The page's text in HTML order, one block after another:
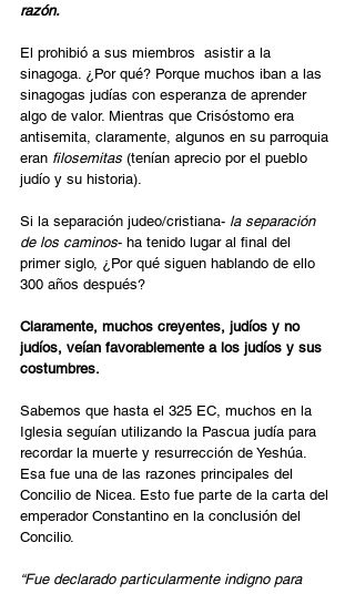
razón.
El prohibió a sus miembros  asistir a la
sinagoga. ¿Por qué? Porque muchos iban a las
sinagogas judías con esperanza de aprender
algo de valor. Mientras que Crisóstomo era
antisemita, claramente, algunos en su parroquia
eran filosemitas (tenían aprecio por el pueblo
judío y su historia).
Si la separación judeo/cristiana- la separación
de los caminos- ha tenido lugar al final del
primer siglo, ¿Por qué siguen hablando de ello
300 años después?
Claramente, muchos creyentes, judíos y no
judíos, veían favorablemente a los judíos y sus
costumbres.
Sabemos que hasta el 325 EC, muchos en la
Iglesia seguían utilizando la Pascua judía para
recordar la muerte y resurrección de Yeshúa.
Esa fue una de las razones principales del
Concilio de Nicea. Esto fue parte de la carta del
emperador Constantino en la conclusión del
Concilio.
“Fue declarado particularmente indigno para